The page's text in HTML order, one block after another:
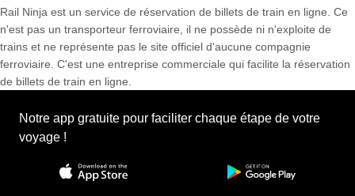
Rail Ninja est un service de réservation de billets de train en ligne. Ce
n'est pas un transporteur ferroviaire, il ne possède ni n'exploite de
trains et ne représente pas le site officiel d'aucune compagnie
ferroviaire. C'est une entreprise commerciale qui facilite la réservation
de billets de train en ligne.
Notre app gratuite pour faciliter chaque étape de votre
voyage !